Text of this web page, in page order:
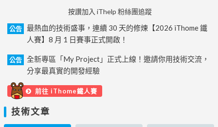
按讚加入 iThelp 粉絲團追蹤
公告
最熱血的技術盛事，連續 30 天的修煉【2026 iThome 鐵
人賽】8 月 1 日賽事正式開啟！
公告
全新專區「My Project」正式上線！邀請你用技術交流，
分享最真實的開發經驗
前往 iThome鐵人賽
技術文章